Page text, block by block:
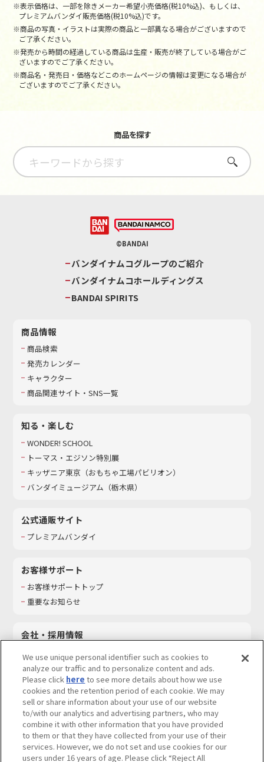
※表示価格は、一部を除きメーカー希望小売価格(税10%込)、もしくは、
プレミアムバンダイ販売価格(税10%込)です。
※商品の写真・イラストは実際の商品と一部異なる場合がございますので
ご了承ください。
※発売から時間の経過している商品は生産・販売が終了している場合がご
ざいますのでご了承ください。
※商品名・発売日・価格などこのホームページの情報は変更になる場合が
ございますのでご了承ください。
商品を探す
さがす
©BANDAI
バンダイナムコグループのご紹介
バンダイナムコホールディングス
BANDAI SPIRITS
商品情報
商品検索
発売カレンダー
キャラクター
商品関連サイト・SNS一覧
知る・楽しむ
WONDER! SCHOOL
トーマス・エジソン特別展
キッザニア東京（おもちゃ工場パビリオン）​
バンダイミュージアム（栃木県）
公式通販サイト
プレミアムバンダイ
お客様サポート
お客様サポートトップ
重要なお知らせ
会社・採用情報
採用情報
サステナビリティ
お問い合わせ
ウェブサイトご利用条件 ソーシャルメディアポリシー
We use unique personal identifier such as cookies to
analyze our traffic and to personalize content and ads.
Please click here to see more details about how we use
cookies and the retention period of each cookie. We may
sell or share information about your use of our website
to/with our analytics and advertising partners, who may
combine it with other information that you have provided
to them or that they have collected from your use of their
services. However, we do not set and use cookies for our
users under 16 years of age. Please click “Reject All